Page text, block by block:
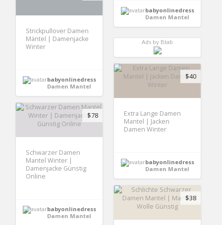
babyonlinedress
Damen Mantel
Strickpullover Damen
Mäntel | Damenjacke
Winter
babyonlinedress
Damen Mantel
Ads by Btab
$40
Extra Lange Damen
Mantel | Jacken
Damen Winter
babyonlinedress
Damen Mantel
$78
Schwarzer Damen
Mantel Winter |
Damenjacke Günstig
Online
babyonlinedress
Damen Mantel
$38